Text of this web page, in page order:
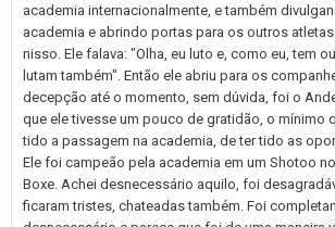
academia internacionalmente, e também
academia e abrindo portas para os outros
nisso. Ele falava: "Olha, eu luto e, como eu, tem
lutam também". Então ele abriu para os
decepção até o momento, sem dúvida, foi o
que ele tivesse um pouco de gratidão, o mínimo
tido a passagem na academia, de ter tido as
Ele foi campeão pela academia em um Shotoo
Boxe. Achei desnecessário aquilo, foi
ficaram tristes, chateadas também. Foi